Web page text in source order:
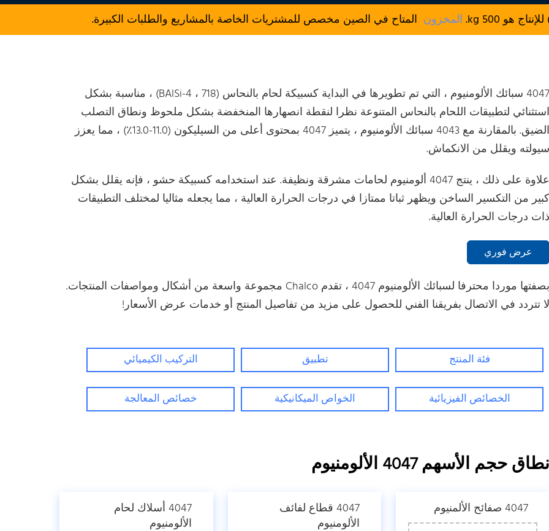
المخزون المتاح في الصين مخصص للمشتريات الخاصة بالمشاريع والطلبات الكبيرة.
4047 سبائك الألومنيوم ، التي تم تطويرها في البداية كسبيكة لحام بالنحاس (BAlSi-4 ، 718) ، مناسبة بشكل
استثنائي لتطبيقات اللحام بالنحاس المتنوعة نظرا لنقطة انصهارها المنخفضة بشكل ملحوظ ونطاق التصلب
الضيق. بالمقارنة مع 4043 سبائك الألومنيوم ، يتميز 4047 بمحتوى أعلى من السيليكون (11.0-13.0٪) ، مما يعزز
سيولته ويقلل من الانكماش.
علاوة على ذلك ، ينتج 4047 ألومنيوم لحامات مشرقة ونظيفة. عند استخدامه كسبيكة حشو ، فإنه يقلل بشكل
كبير من التكسير الساخن ويظهر ثباتا ممتازا في درجات الحرارة العالية ، مما يجعله مثاليا لمختلف التطبيقات
ذات درجات الحرارة العالية.
عرض فوري
بصفتها موردا محترفا لسبائك الألومنيوم 4047 ، تقدم Chalco مجموعة واسعة من أشكال ومواصفات المنتجات.
لا تتردد في الاتصال بفريقنا الفني للحصول على مزيد من تفاصيل المنتج أو خدمات عرض الأسعار!
فئة المنتج تطبيق التركيب الكيميائي
الخصائص الفيزيائية الخواص الميكانيكية خصائص المعالجة
نطاق حجم الأسهم 4047 الألومنيوم
4047 صفائح الألمنيوم
4047 قطاع لفائف
الألومنيوم
4047 أسلاك لحام
الألومنيوم